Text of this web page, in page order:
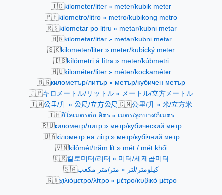
🇮🇩kilometer/liter » meter/kubik meter
🇵🇭kilometro/litro » metro/kubikong metro
🇷🇸kilometar po litru » metar/kubni metar
🇭🇷kilometar/litar » metar/kubni metar
🇸🇰kilometer/liter » meter/kubický meter
🇮🇸kílómetri á lítra » meter/kúbmetri
🇭🇺kilométer/liter » méter/kockaméter
🇧🇬километър/литър » метър/кубичен метър
🇯🇵キロメートル/リットル » メートル/立方メートル
🇹🇼公里/升 » 公尺/立方公尺🇨🇳公里/升 » 米/立方米
🇹🇭กิโลเมตรต่อ ลิตร » เมตร/ลูกบาศก์เมตร
🇷🇺километр/литр » метр/кубический метр
🇺🇦кілометр на літр » метр/кубічний метр
🇻🇳kilômét/trăm lít » mét / mét khối
🇰🇷킬로미터/리터 » 미터/세제곱미터
🇸🇦كيلومتر/لتر » متر/متر مكعب
🇬🇷χιλιόμετρο/λίτρο » μέτρο/κυβικό μέτρο